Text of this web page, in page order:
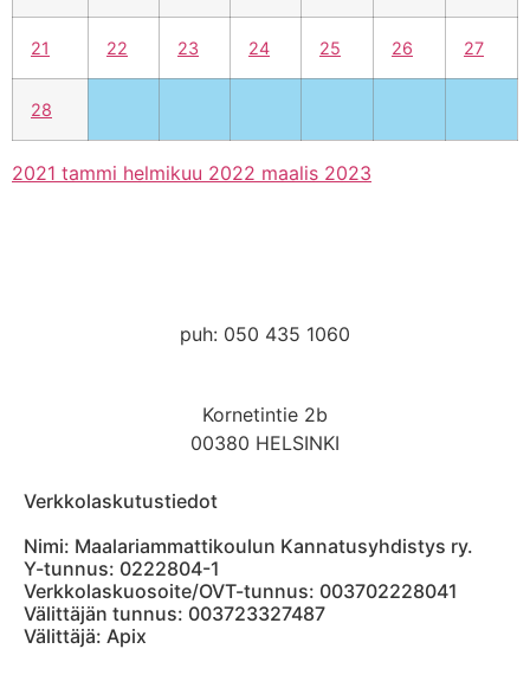
21 22 23 24 25 26 27
28
2021 tammi helmikuu 2022 maalis 2023
puh: 050 435 1060
Kornetintie 2b
00380 HELSINKI
Verkkolaskutustiedot
Nimi: Maalariammattikoulun Kannatusyhdistys ry.
Y-tunnus: 0222804-1
Verkkolaskuosoite/OVT-tunnus: 003702228041
Välittäjän tunnus: 003723327487
Välittäjä: Apix